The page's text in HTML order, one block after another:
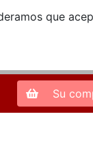
que
Zona de
Su